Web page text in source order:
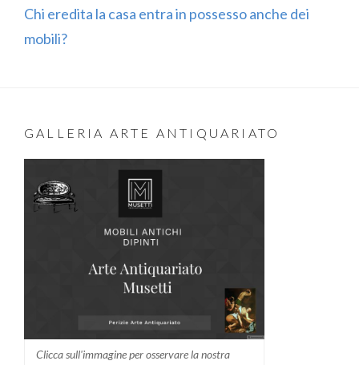
Chi eredita la casa entra in possesso anche dei
mobili?
GALLERIA ARTE ANTIQUARIATO
Clicca sull'immagine per osservare la nostra